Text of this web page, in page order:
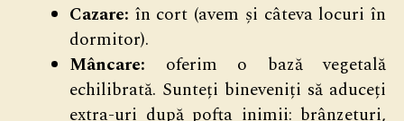
Cazare: în cort (avem și câteva locuri în
dormitor).
Mâncare: oferim o bază vegetală
echilibrată. Sunteți bineveniți să aduceți
extra-uri după pofta inimii: brânzeturi,